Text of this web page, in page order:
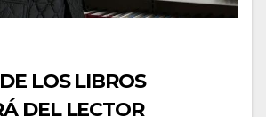
LOS LIBROS
DEL LECTOR